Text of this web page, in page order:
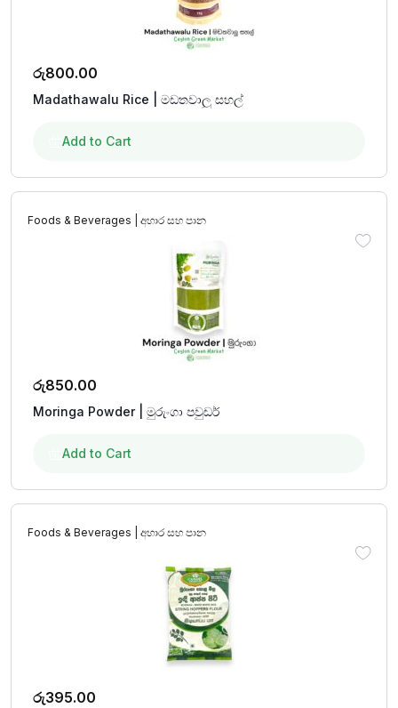
රු800.00
Madathawalu Rice | මඩතවාලු සහල්
Add to Cart
Foods & Beverages | අහාර සහ පාන
රු850.00
Moringa Powder | මුරුංගා පවුඩර්
Add to Cart
Foods & Beverages | අහාර සහ පාන
රු395.00